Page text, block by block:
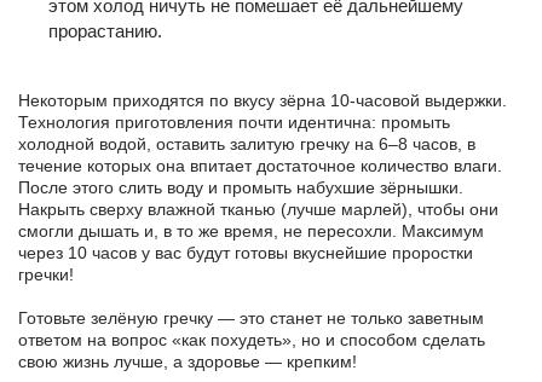
этом холод ничуть не помешает её дальнейшему
прорастанию.
Некоторым приходятся по вкусу зёрна 10-часовой выдержки.
Технология приготовления почти идентична: промыть
холодной водой, оставить залитую гречку на 6–8 часов, в
течение которых она впитает достаточное количество влаги.
После этого слить воду и промыть набухшие зёрнышки.
Накрыть сверху влажной тканью (лучше марлей), чтобы они
смогли дышать и, в то же время, не пересохли. Максимум
через 10 часов у вас будут готовы вкуснейшие проростки
гречки!
Готовьте зелёную гречку — это станет не только заветным
ответом на вопрос «как похудеть», но и способом сделать
свою жизнь лучше, а здоровье — крепким!